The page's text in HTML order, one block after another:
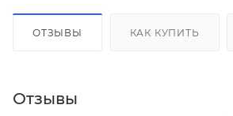
ОТЗЫВЫ КАК КУПИТЬ
Отзывы